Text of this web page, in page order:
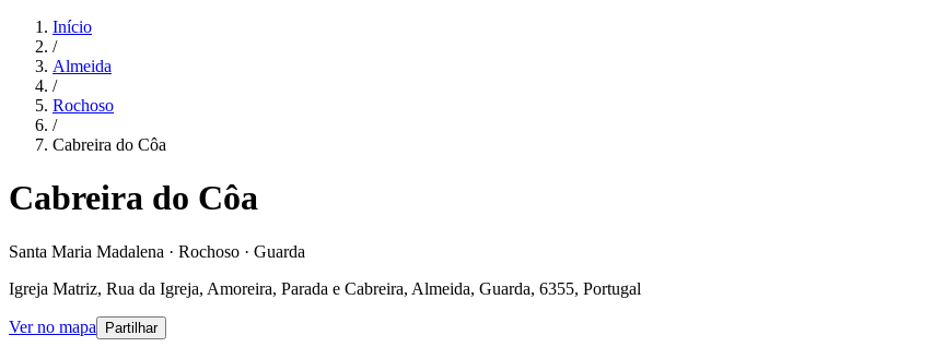
Início
/
Almeida
/
Rochoso
/
Cabreira do Côa
Cabreira do Côa
Santa Maria Madalena · Rochoso · Guarda
Igreja Matriz, Rua da Igreja, Amoreira, Parada e Cabreira, Almeida, Guarda, 6355, Portugal
Ver no mapa Partilhar